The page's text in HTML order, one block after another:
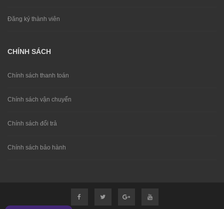
Đăng ký thành viên
CHÍNH SÁCH
Chính sách thanh toán
Chính sách vận chuyển
Chính sách đổi trả
Chính sách bảo hành